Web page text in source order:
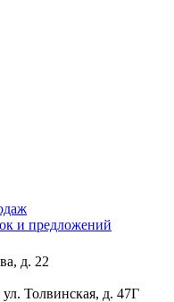
и предложений
д. 22
Толвинская, д. 47Г